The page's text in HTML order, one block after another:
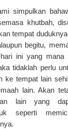
simpulkan
khutbah,
tempat
begitu,
ini yang mana
tidaklah perlu
ke tempat lain
lain. Akan
lain yang
seperti